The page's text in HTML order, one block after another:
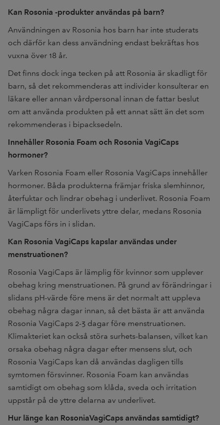
Kan Rosonia -produkter användas på barn?
Användningen av Rosonia hos barn har inte studerats
och därför kan dess användning endast bekräftas hos
vuxna över 18 år.
Det finns dock inga tecken på att Rosonia är skadligt för
barn, så det rekommenderas att individer konsulterar en
läkare eller annan vårdpersonal innan de fattar beslut
om att använda produkten på ett annat sätt än det som
rekommenderas i bipacksedeln.
Innehåller Rosonia Foam och Rosonia VagiCaps
hormoner?
Varken Rosonia Foam eller Rosonia VagiCaps innehåller
hormoner. Båda produkterna främjar friska slemhinnor,
återfuktar och lindrar obehag i underlivet. Rosonia Foam
är lämpligt för underlivets yttre delar, medans Rosonia
VagiCaps förs in i slidan.
Kan Rosonia VagiCaps kapslar användas under
menstruationen?
Rosonia VagiCaps är lämplig för kvinnor som upplever
obehag kring menstruationen. På grund av förändringar i
slidans pH-värde före mens är det normalt att uppleva
obehag några dagar innan, så det bästa är att använda
Rosonia VagiCaps 2-3 dagar före menstruationen.
Klimakteriet kan också störa surhets-balansen, vilket kan
orsaka obehag några dagar efter mensens slut, och
Rosonia VagiCaps kan då användas dagligen tills
symtomen försvinner. Rosonia Foam kan användas
samtidigt om obehag som klåda, sveda och irritation
uppstår på de yttre delarna av underlivet.
Hur länge kan RosoniaVagiCaps användas samtidigt?